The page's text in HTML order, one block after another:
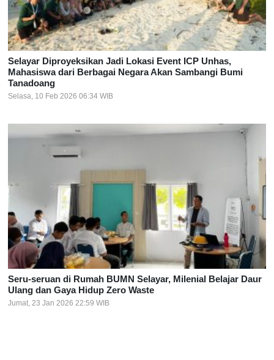
Selayar Diproyeksikan Jadi Lokasi Event ICP Unhas,
Mahasiswa dari Berbagai Negara Akan Sambangi Bumi
Tanadoang
Selasa, 10 Feb 2026 06:34 WIB
Seru-seruan di Rumah BUMN Selayar, Milenial Belajar Daur
Ulang dan Gaya Hidup Zero Waste
Jumat, 23 Jan 2026 22:59 WIB